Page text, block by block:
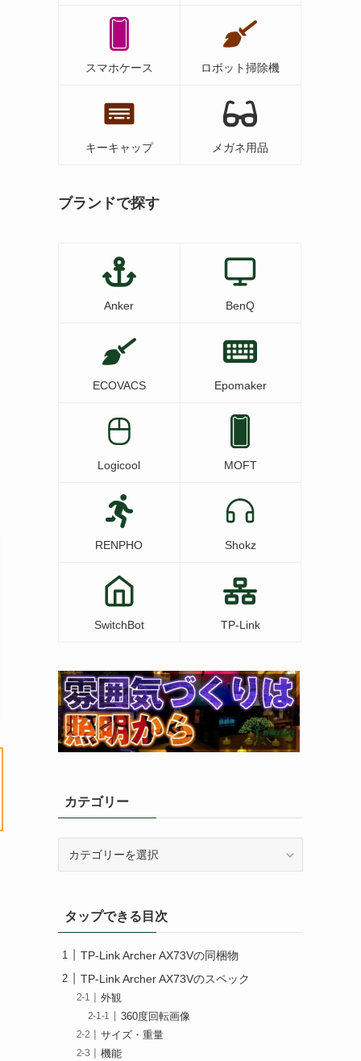
スマホケース ロボット掃除機
キーキャップ メガネ用品
ブランドで探す
Anker BenQ
ECOVACS Epomaker
Logicool MOFT
RENPHO Shokz
SwitchBot TP-Link
カテゴリー
ータップできる目次
TP-Link Archer AX73Vの同梱物
TP-Link Archer AX73Vのスペック
外観
360度回転画像
サイズ・重量
機能